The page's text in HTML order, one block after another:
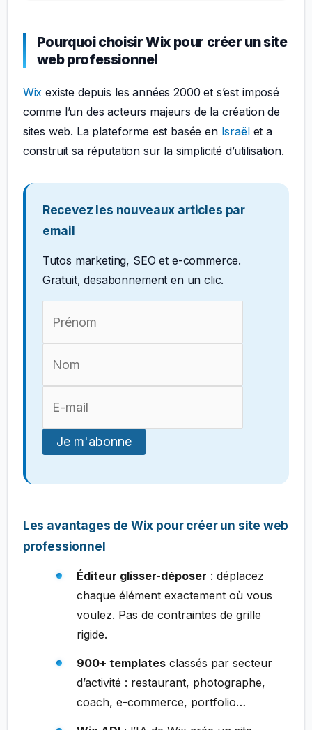
Pourquoi choisir Wix pour créer un site
web professionnel
Wix existe depuis les années 2000 et s’est imposé
comme l’un des acteurs majeurs de la création de
sites web. La plateforme est basée en Israëlet a
construit sa réputation sur la simplicité d’utilisation.
Recevez les nouveaux articles par
email
Tutos marketing, SEO et e-commerce.
Gratuit, desabonnement en un clic.
Les avantages de Wix pour créer un site web
professionnel
Éditeur glisser-déposer : déplacez
chaque élément exactement où vous
voulez. Pas de contraintes de grille
rigide.
900+ templatesclassés par secteur
d’activité : restaurant, photographe,
coach, e-commerce, portfolio…